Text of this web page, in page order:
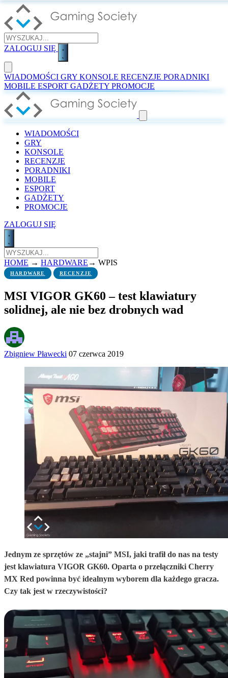
ZALOGUJ SIĘ
WIADOMOŚCI GRY KONSOLE RECENZJE PORADNIKI
MOBILE ESPORT GADŻETY PROMOCJE
WIADOMOŚCI
GRY
KONSOLE
RECENZJE
PORADNIKI
MOBILE
ESPORT
GADŻETY
PROMOCJE
ZALOGUJ SIĘ
HOME → HARDWARE → WPIS
HARDWARE RECENZJE
MSI VIGOR GK60 – test klawiatury
solidnej, ale nie bez drobnych wad
Zbigniew Pławecki 07 czerwca 2019
Jednym ze sprzętów ze „stajni” MSI, jaki trafił do nas na testy
jest klawiatura VIGOR GK60. Oparta o przełączniki Cherry
MX Red powinna być idealnym wyborem dla każdego gracza.
Czy tak jest w rzeczywistości?